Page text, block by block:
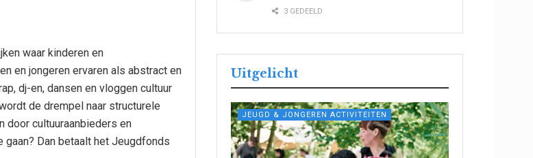
waar kinderen en
en jongeren ervaren als abstract en
dj-en, dansen en vloggen cultuur
de drempel naar structurele
door cultuuraanbieders en
Dan betaalt het Jeugdfonds
3 GEDEELD
Uitgelicht
JEUGD & JONGEREN ACTIVITEITEN